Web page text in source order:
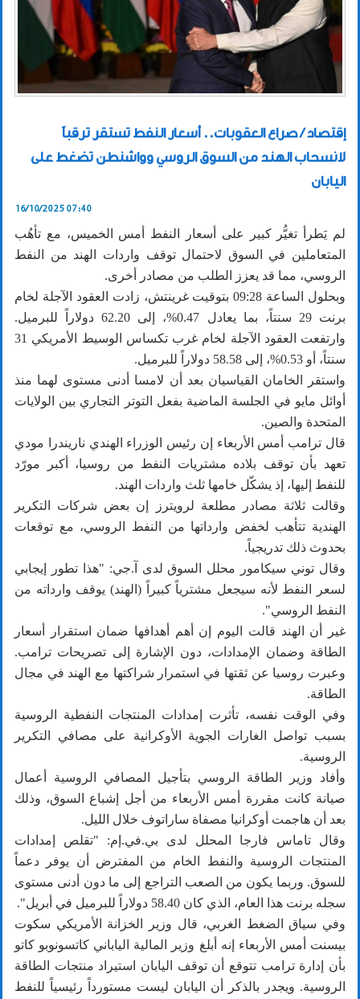
إقتصاد / صراع العقوبات.. أسعار النفط تستقر ترقباً
لانسحاب الهند من السوق الروسي وواشنطن تضغط على
اليابان
16/10/2025 07:40
لم يَطرأ تغيُّر كبير على أسعار النفط أمس الخميس، مع تأهُب
المتعاملين في السوق لاحتمال توقف واردات الهند من النفط
الروسي، مما قد يعزز الطلب من مصادر أخرى.
وبحلول الساعة 09:28 بتوقيت غرينتش، زادت العقود الآجلة لخام
برنت 29 سنتاً، بما يعادل 0.47%، إلى 62.20 دولاراً للبرميل.
وارتفعت العقود الآجلة لخام غرب تكساس الوسيط الأمريكي 31
سنتاً، أو 0.53%، إلى 58.58 دولاراً للبرميل.
واستقر الخامان القياسيان بعد أن لامسا أدنى مستوى لهما منذ
أوائل مايو في الجلسة الماضية بفعل التوتر التجاري بين الولايات
المتحدة والصين.
قال ترامب أمس الأربعاء إن رئيس الوزراء الهندي ناريندرا مودي
تعهد بأن توقف بلاده مشتريات النفط من روسيا، أكبر مورّد
للنفط إليها، إذ يشكّل خامها ثلث واردات الهند.
وقالت ثلاثة مصادر مطلعة لرويترز إن بعض شركات التكرير
الهندية تتأهب لخفض وارداتها من النفط الروسي، مع توقعات
بحدوث ذلك تدريجياً.
وقال توني سيكامور محلل السوق لدى آ.جي: "هذا تطور إيجابي
لسعر النفط لأنه سيجعل مشترياً كبيراً (الهند) يوقف وارداته من
النفط الروسي".
غير أن الهند قالت اليوم إن أهم أهدافها ضمان استقرار أسعار
الطاقة وضمان الإمدادات، دون الإشارة إلى تصريحات ترامب.
وعبرت روسيا عن ثقتها في استمرار شراكتها مع الهند في مجال
الطاقة.
وفي الوقت نفسه، تأثرت إمدادات المنتجات النفطية الروسية
بسبب تواصل الغارات الجوية الأوكرانية على مصافي التكرير
الروسية.
وأفاد وزير الطاقة الروسي بتأجيل المصافي الروسية أعمال
صيانة كانت مقررة أمس الأربعاء من أجل إشباع السوق، وذلك
بعد أن هاجمت أوكرانيا مصفاة ساراتوف خلال الليل.
وقال تاماس فارجا المحلل لدى بي.في.إم: "تقلص إمدادات
المنتجات الروسية والنفط الخام من المفترض أن يوفر دعماً
للسوق. وربما يكون من الصعب التراجع إلى ما دون أدنى مستوى
سجله برنت هذا العام، الذي كان 58.40 دولاراً للبرميل في أبريل".
وفي سياق الضغط الغربي، قال وزير الخزانة الأمريكي سكوت
بيسنت أمس الأربعاء إنه أبلغ وزير المالية الياباني كاتسونوبو كاتو
بأن إدارة ترامب تتوقع أن توقف اليابان استيراد منتجات الطاقة
الروسية. ويجدر بالذكر أن اليابان ليست مستورداً رئيسياً للنفط